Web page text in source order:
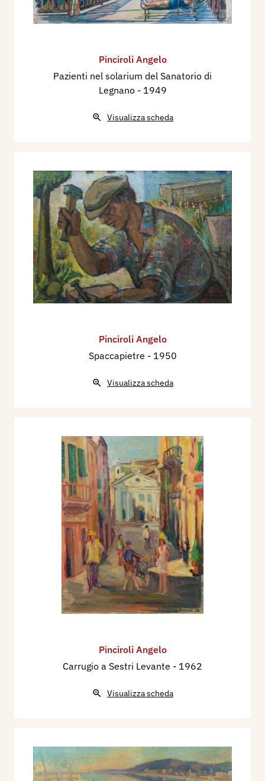
Pinciroli Angelo
Pazienti nel solarium del Sanatorio di
Legnano - 1949
Visualizza scheda
Pinciroli Angelo
Spaccapietre - 1950
Visualizza scheda
Pinciroli Angelo
Carrugio a Sestri Levante - 1962
Visualizza scheda